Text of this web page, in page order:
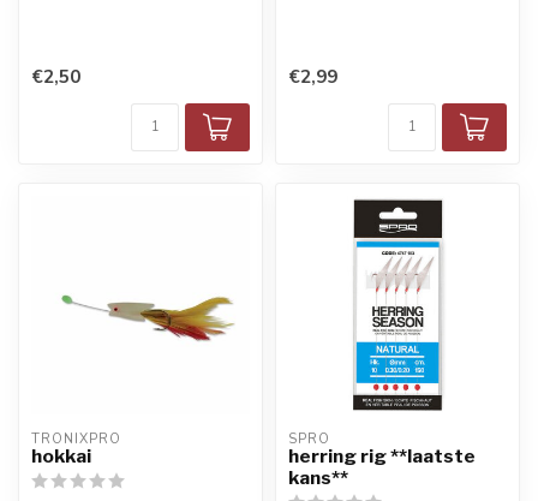
€2,50 €2,99
TRONIXPRO
hokkai
SPRO
herring rig **laatste
kans**